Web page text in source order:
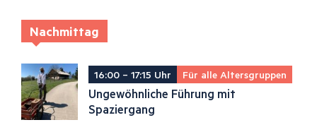
Nachmittag
16:00 – 17:15 Uhr Für alle Altersgruppen
Ungewöhnliche Führung mit
Spaziergang